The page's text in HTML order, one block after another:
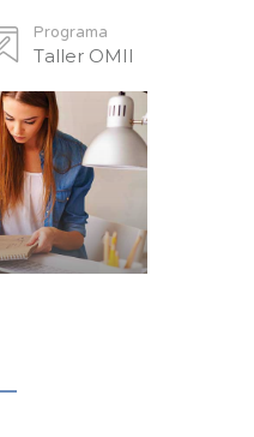
Programa
Taller OMII